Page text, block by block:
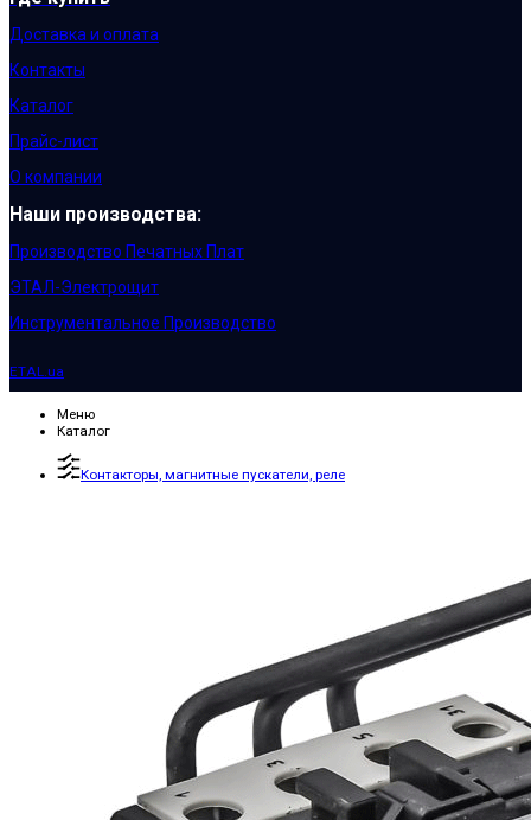
Доставка и оплата
Контакты
Каталог
Прайс-лист
О компании
Наши производства:
Производство Печатных Плат
ЭТАЛ-Электрощит
Инструментальное Производство
ETAL.ua
Меню
Каталог
Контакторы, магнитные пускатели, реле